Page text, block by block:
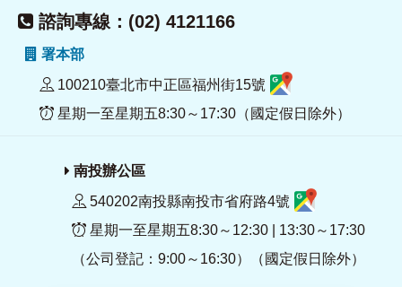
諮詢專線：(02) 4121166
署本部
100210臺北市中正區福州街15號
星期一至星期五8:30～17:30（國定假日除外）
南投辦公區
540202南投縣南投市省府路4號
星期一至星期五8:30～12:30 | 13:30～17:30
（公司登記：9:00～16:30）（國定假日除外）